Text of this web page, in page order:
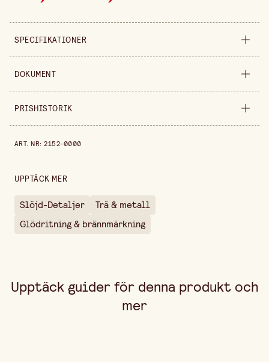
SPECIFIKATIONER
Säljs i styck
DOKUMENT
Instruktioner
PRISHISTORIK
ART. NR:2152-0000
UPPTÄCK MER
Slöjd-Detaljer
Trä & metall
Glödritning & brännmärkning
Upptäck guider för denna produkt och
mer